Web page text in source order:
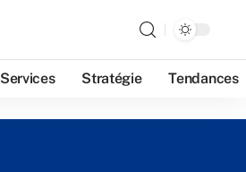
Services Stratégie Tendances